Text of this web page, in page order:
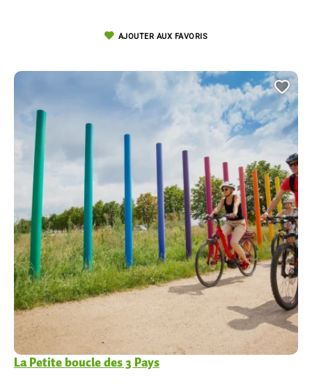
AJOUTER AUX FAVORIS
La Petite boucle des 3 Pays